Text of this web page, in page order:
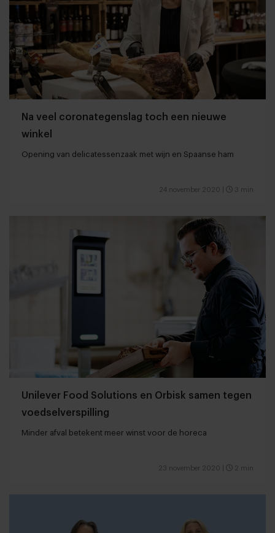
Na veel coronategenslag toch een nieuwe
winkel
Opening van delicatessenzaak met wijn en Spaanse ham
24 november 2020 3 min
Unilever Food Solutions en Orbisk samen tegen
voedselverspilling
Minder afval betekent meer winst voor de horeca
23 november 2020 2 min